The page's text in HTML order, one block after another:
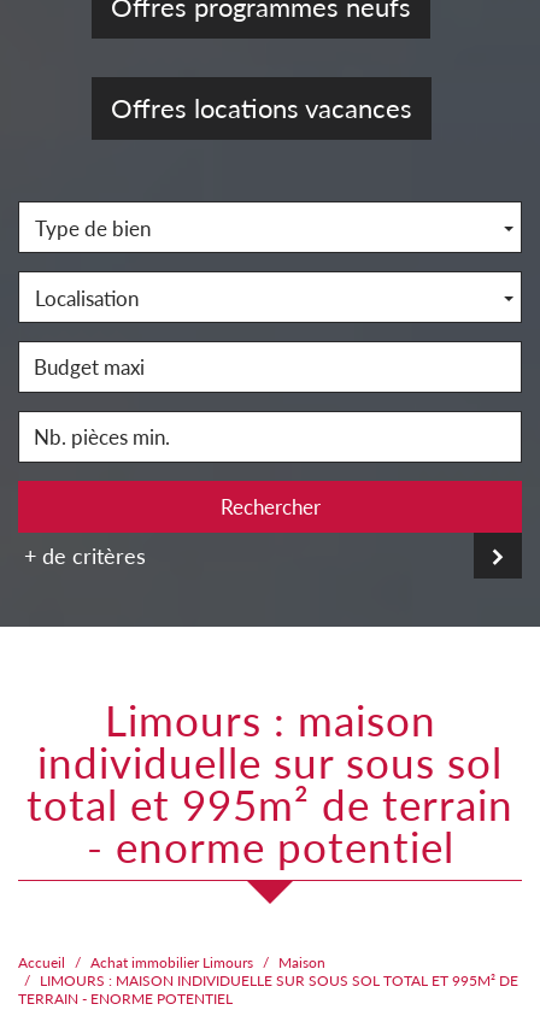
Offres programmes neufs
Offres locations vacances
Type de bien
Localisation
Rechercher
+ de critères
limours : maison
individuelle sur sous sol
total et 995m² de terrain
- enorme potentiel
Accueil Achat immobilier Limours
Maison
LIMOURS : MAISON INDIVIDUELLE SUR SOUS SOL TOTAL ET 995M² DE
TERRAIN - ENORME POTENTIEL